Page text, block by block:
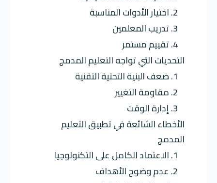
2. اختيار الأدوات المناسبة
3. تدريب المعلمين
4. تقييم مستمر
التحديات التي تواجه التعليم المدمج
1. ضعف البنية التحتية التقنية
2. مقاومة التغيير
3. إدارة الوقت
الأخطاء الشائعة في تطبيق التعليم
المدمج
1. الاعتماد الكامل على التكنولوجيا
2. عدم وضوح الأهداف